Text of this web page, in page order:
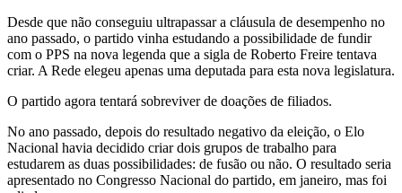
Desde que não conseguiu ultrapassar a cláusula de desempenho no
ano passado, o partido vinha estudando a possibilidade de fundir
com o PPS na nova legenda que a sigla de Roberto Freire tentava
criar. A Rede elegeu apenas uma deputada para esta nova legislatura.
O partido agora tentará sobreviver de doações de filiados.
No ano passado, depois do resultado negativo da eleição, o Elo
Nacional havia decidido criar dois grupos de trabalho para
estudarem as duas possibilidades: de fusão ou não. O resultado seria
apresentado no Congresso Nacional do partido, em janeiro, mas foi